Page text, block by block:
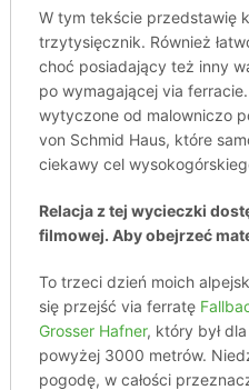
W tym tekście przedstawię
trzytysięcznik. Również
choć posiadający też inny
po wymagającej via
wytyczone od malowniczo
von Schmid Haus, które
ciekawy cel
Relacja z tej wycieczki
filmowej. Aby obejrzeć
To trzeci dzień moich
się przejść via ferratę
Grosser Hafner, który był
powyżej 3000 metrów.
pogodę, w całości